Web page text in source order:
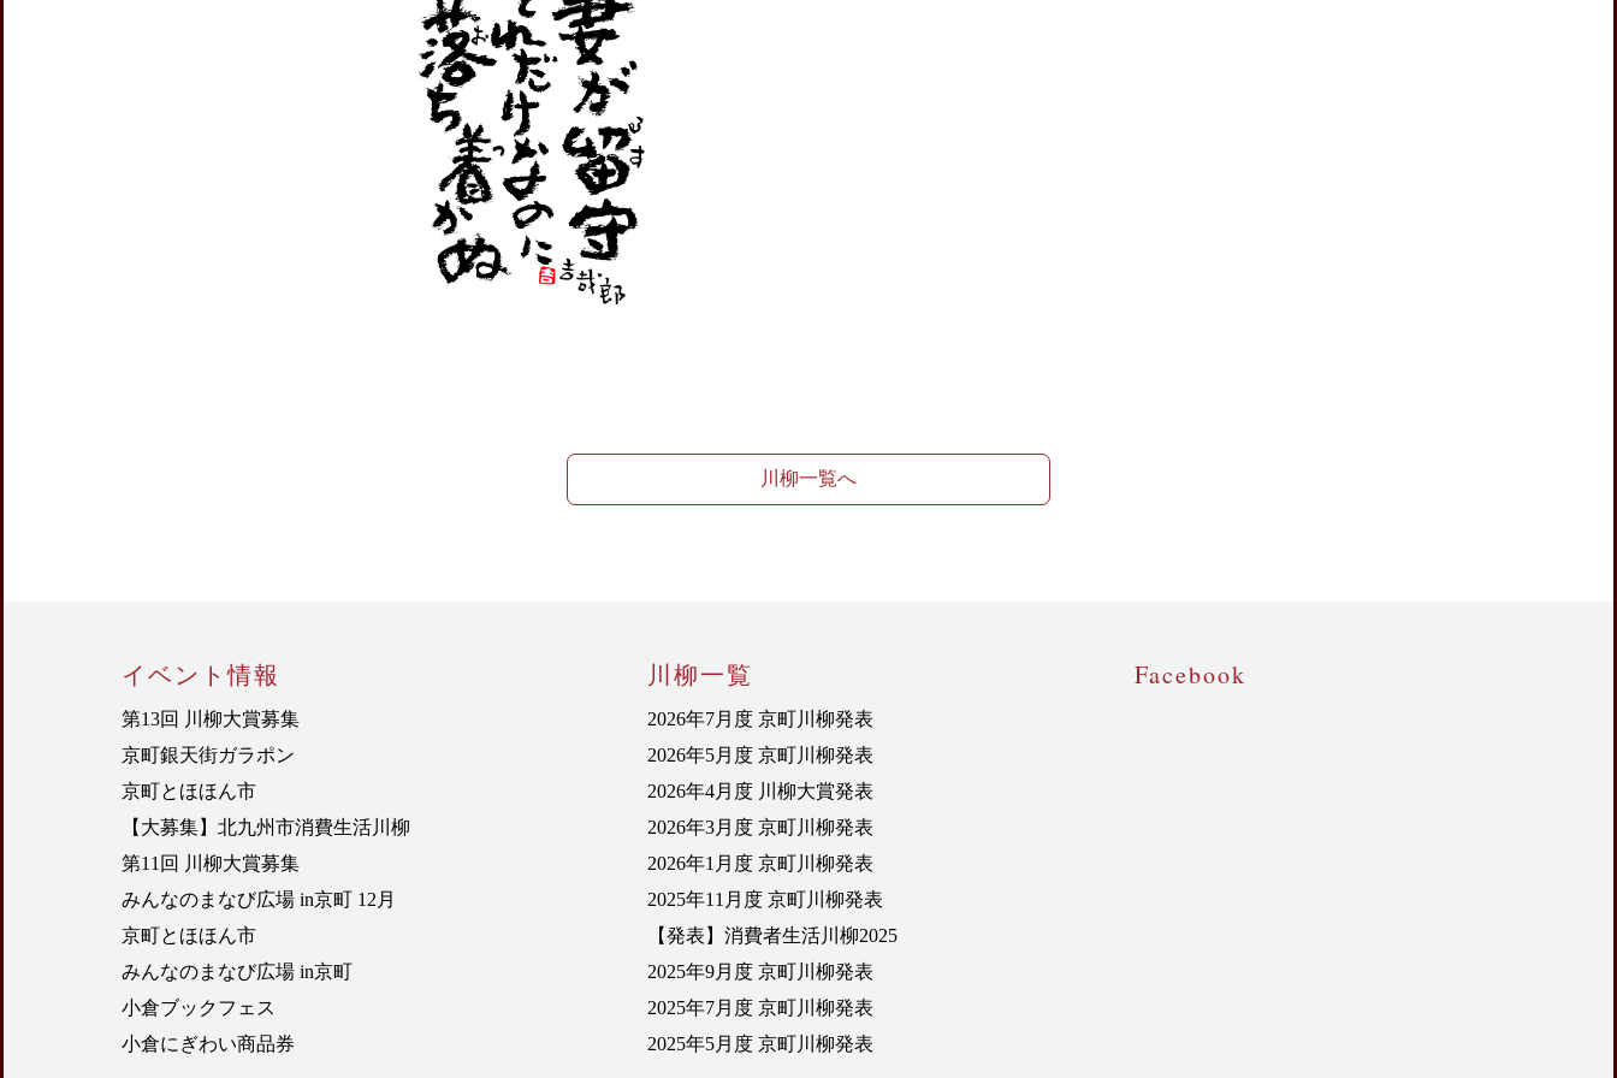
川柳一覧へ
イベント情報
第13回 川柳大賞募集
京町銀天街ガラポン
京町とほほん市
【大募集】北九州市消費生活川柳
第11回 川柳大賞募集
みんなのまなび広場 in京町 12月
京町とほほん市
みんなのまなび広場 in京町
小倉ブックフェス
小倉にぎわい商品券
川柳一覧
2026年7月度 京町川柳発表
2026年5月度 京町川柳発表
2026年4月度 川柳大賞発表
2026年3月度 京町川柳発表
2026年1月度 京町川柳発表
2025年11月度 京町川柳発表
【発表】消費者生活川柳2025
2025年9月度 京町川柳発表
2025年7月度 京町川柳発表
2025年5月度 京町川柳発表
Facebook